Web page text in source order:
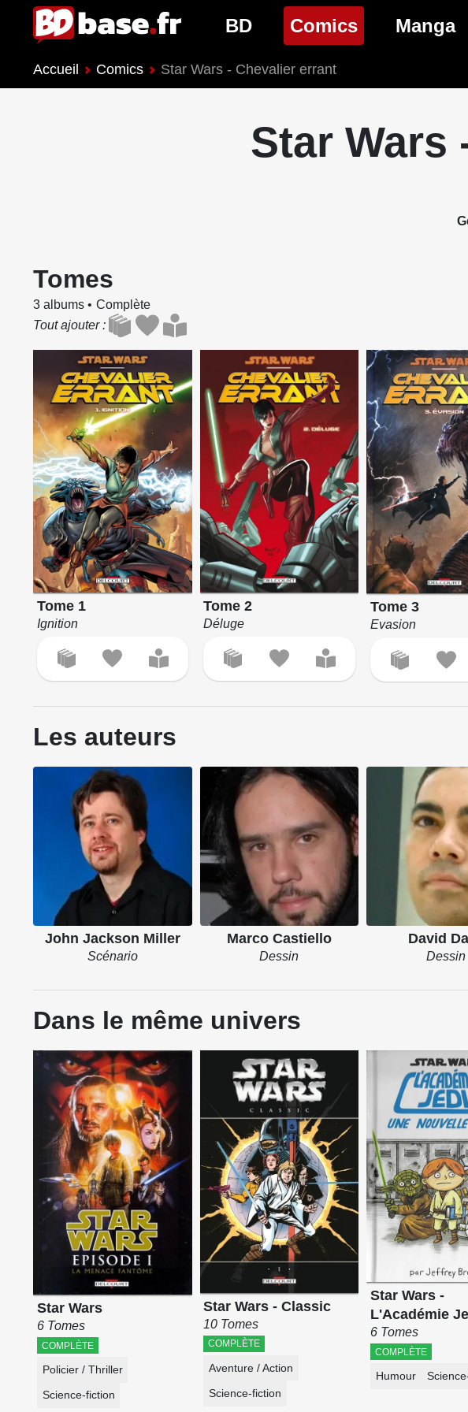
BD
Nouveautés BD
Genres BD
Comics(page
Nouveautés Comics
Genres Comics
Manga
Genres
Accueil Comics Star Wars - Chevalier errant
Star Wars
Tomes
3 albums
Complète
Tout ajouter
Tome 1
Ignition
Tome 2
Déluge
Tome 3
Evasion
Les auteurs
John Jackson Miller
Scénario
Marco Castiello
Dessin
David
Dessin
Dans le même univers
Star Wars
6 Tomes
COMPLÈTE
Policier / Thriller
Science-fiction
Star Wars - Classic
10 Tomes
COMPLÈTE
Aventure / Action
Science-fiction
Star Wars -
L'Académie
6 Tomes
COMPLÈTE
Humour